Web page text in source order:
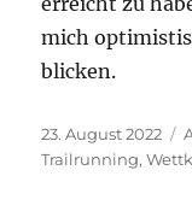
mich
blicken.
Veröffentlicht
am
23. August 2022
Trailrunning,